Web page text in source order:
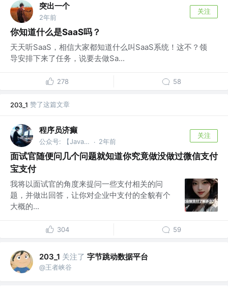
突出一个
2年前
关注
你知道什么是SaaS吗？
天天听SaaS，相信大家都知道什么叫SaaS系统！这不？领
导安排下来了任务，说要去做Sa...
278 58
203_1 赞了这篇文章
程序员济癫
公众号: 【Java分享客栈】 · 2年前
关注
面试官随便问几个问题就知道你究竟做没做过微信支付
宝支付
我将以面试官的角度来提问一些支付相关的问
题，并做出回答，让你对企业中支付的全貌有个
大概的...
304 59
203_1 关注了 字节跳动数据平台
@王者峡谷